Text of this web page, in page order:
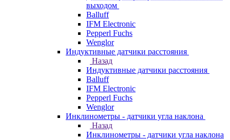
выходом
Balluff
IFM Electronic
Pepperl Fuchs
Wenglor
Индуктивные датчики расстояния
Назад
Индуктивные датчики расстояния
Balluff
IFM Electronic
Pepperl Fuchs
Wenglor
Инклинометры - датчики угла наклона
Назад
Инклинометры - датчики угла наклона